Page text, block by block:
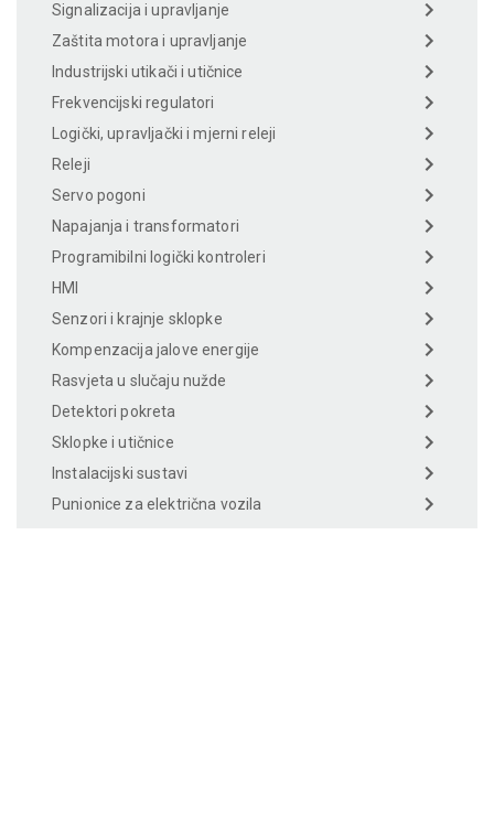
Signalizacija i upravljanje
Zaštita motora i upravljanje
Industrijski utikači i utičnice
Frekvencijski regulatori
Logički, upravljački i mjerni releji
Releji
Servo pogoni
Napajanja i transformatori
Programibilni logički kontroleri
HMI
Senzori i krajnje sklopke
Kompenzacija jalove energije
Rasvjeta u slučaju nužde
Detektori pokreta
Sklopke i utičnice
Instalacijski sustavi
Punionice za električna vozila